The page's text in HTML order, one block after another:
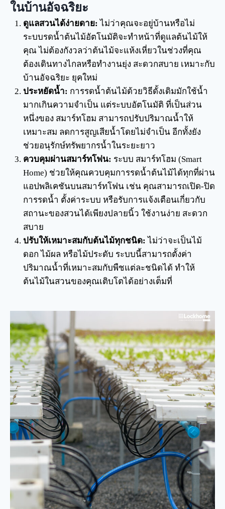
ในบ้านอัจฉริยะ
ดูแลสวนได้ง่ายดาย:ไม่ว่าคุณจะอยู่บ้านหรือไม่
ระบบรดน้ำต้นไม้อัตโนมัติจะทำหน้าที่ดูแลต้นไม้ให้
คุณ ไม่ต้องกังวลว่าต้นไม้จะแห้งเหี่ยวในช่วงที่คุณ
ต้องเดินทางไกลหรือทำงานยุ่ง สะดวกสบาย เหมาะกับ
บ้านอัจฉริยะ ยุคใหม่
ประหยัดน้ำ: การรดน้ำต้นไม้ด้วยวิธีดั้งเดิมมักใช้น้ำ
มากเกินความจำเป็น แต่ระบบอัตโนมัติ ที่เป็นส่วน
หนึ่งของ สมาร์ทโฮม สามารถปรับปริมาณน้ำให้
เหมาะสม ลดการสูญเสียน้ำโดยไม่จำเป็น อีกทั้งยัง
ช่วยอนุรักษ์ทรัพยากรน้ำในระยะยาว
ควบคุมผ่านสมาร์ทโฟน: ระบบ สมาร์ทโฮม (Smart
Home) ช่วยให้คุณควบคุมการรดน้ำต้นไม้ได้ทุกที่ผ่าน
แอปพลิเคชันบนสมาร์ทโฟน เช่น คุณสามารถเปิด-ปิด
การรดน้ำ ตั้งค่าระบบ หรือรับการแจ้งเตือนเกี่ยวกับ
สถานะของสวนได้เพียงปลายนิ้ว ใช้งานง่าย สะดวก
สบาย
ปรับให้เหมาะสมกับต้นไม้ทุกชนิด:ไม่ว่าจะเป็นไม้
ดอก ไม้ผล หรือไม้ประดับ ระบบนี้สามารถตั้งค่า
ปริมาณน้ำที่เหมาะสมกับพืชแต่ละชนิดได้ ทำให้
ต้นไม้ในสวนของคุณเติบโตได้อย่างเต็มที่